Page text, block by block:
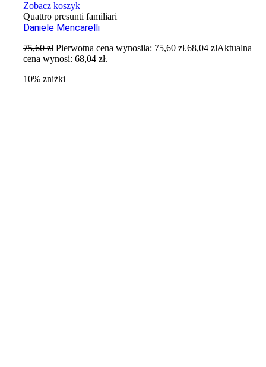
Zobacz koszyk
Quattro presunti familiari
Daniele Mencarelli
75,60zł Pierwotna cena wynosiła: 75,60 zł.68,04złAktualna
cena wynosi: 68,04 zł.
10% zniżki